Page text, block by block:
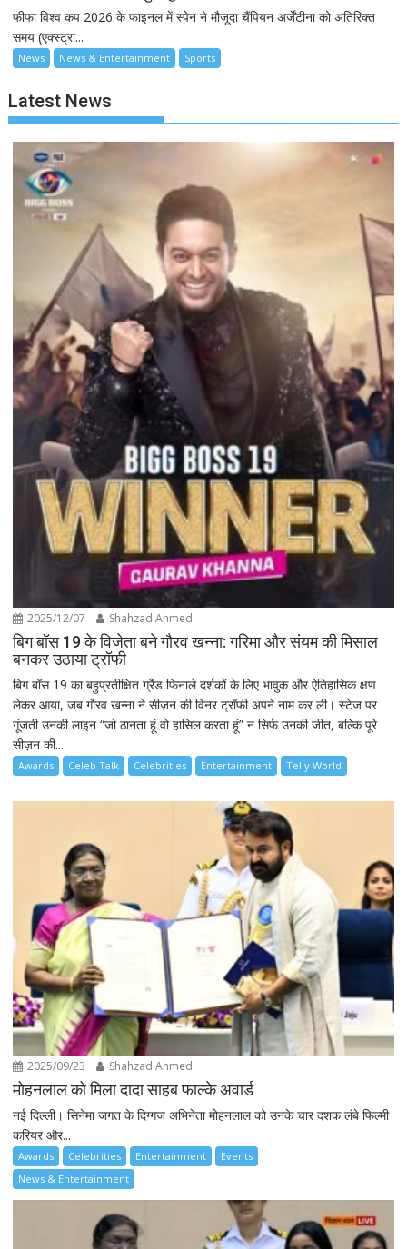
फीफा विश्व कप 2026 के फाइनल में स्पेन ने मौजूदा चैंपियन अर्जेंटीना को अतिरिक्त
समय (एक्स्ट्रा...
News News & Entertainment Sports
Latest News
2025/12/07 Shahzad Ahmed
बिग बॉस 19 के विजेता बने गौरव खन्ना: गरिमा और संयम की मिसाल
बनकर उठाया ट्रॉफी
बिग बॉस 19 का बहुप्रतीक्षित ग्रैंड फिनाले दर्शकों के लिए भावुक और ऐतिहासिक क्षण
लेकर आया, जब गौरव खन्ना ने सीज़न की विनर ट्रॉफी अपने नाम कर ली। स्टेज पर
गूंजती उनकी लाइन “जो ठानता हूं वो हासिल करता हूं” न सिर्फ उनकी जीत, बल्कि पूरे
सीज़न की...
Awards Celeb Talk Celebrities Entertainment Telly World
2025/09/23 Shahzad Ahmed
मोहनलाल को मिला दादा साहब फाल्के अवार्ड
नई दिल्ली। सिनेमा जगत के दिग्गज अभिनेता मोहनलाल को उनके चार दशक लंबे फिल्मी
करियर और...
Awards Celebrities Entertainment
Events
News & Entertainment